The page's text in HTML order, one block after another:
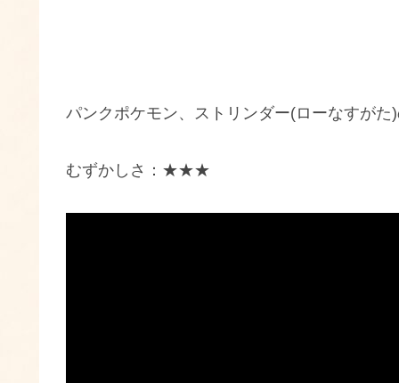
パンクポケモン、ストリンダー(ローなすがた
むずかしさ：★★★